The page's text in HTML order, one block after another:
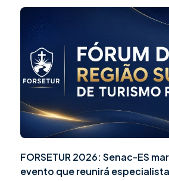
FORSETUR 2026: Senac-ES
evento que reunirá